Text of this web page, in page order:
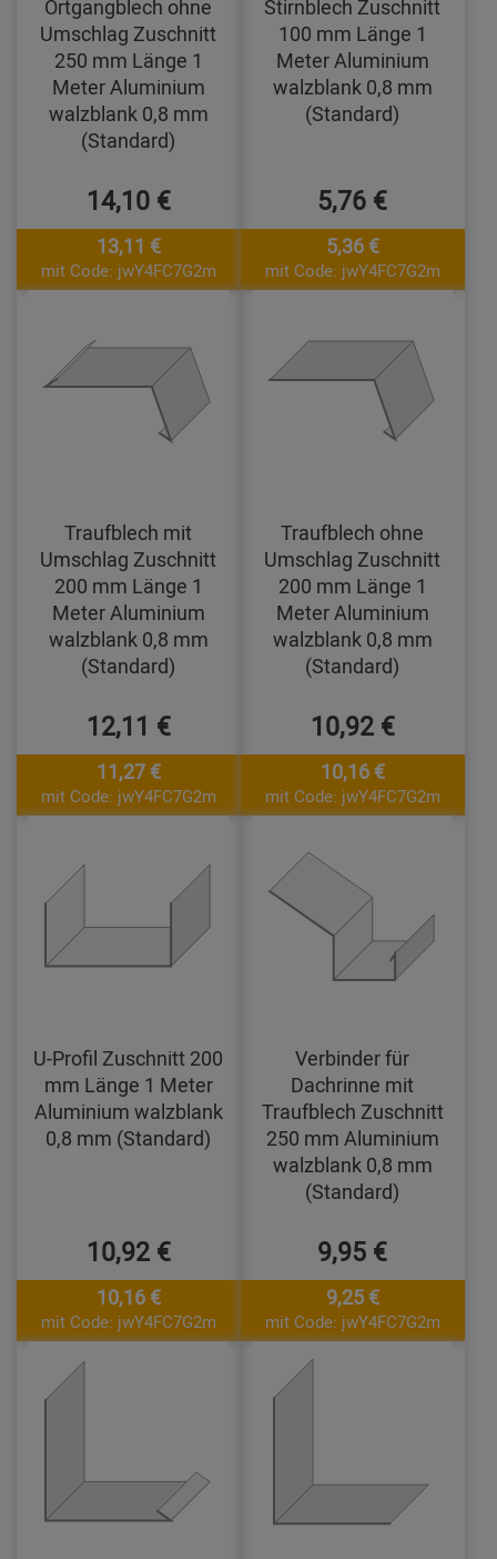
Ortgangblech ohne
Umschlag Zuschnitt
250 mm Länge 1
Meter Aluminium
walzblank 0,8 mm
(Standard)
14,10 €
13,11 €
mit Code: jwY4FC7G2m
Stirnblech Zuschnitt
100 mm Länge 1
Meter Aluminium
walzblank 0,8 mm
(Standard)
5,76 €
5,36 €
mit Code: jwY4FC7G2m
Traufblech mit
Umschlag Zuschnitt
200 mm Länge 1
Meter Aluminium
walzblank 0,8 mm
(Standard)
12,11 €
11,27 €
mit Code: jwY4FC7G2m
Traufblech ohne
Umschlag Zuschnitt
200 mm Länge 1
Meter Aluminium
walzblank 0,8 mm
(Standard)
10,92 €
10,16 €
mit Code: jwY4FC7G2m
U-Profil Zuschnitt 200
mm Länge 1 Meter
Aluminium walzblank
0,8 mm (Standard)
10,92 €
10,16 €
mit Code: jwY4FC7G2m
Verbinder für
Dachrinne mit
Traufblech Zuschnitt
250 mm Aluminium
walzblank 0,8 mm
(Standard)
9,95 €
9,25 €
mit Code: jwY4FC7G2m